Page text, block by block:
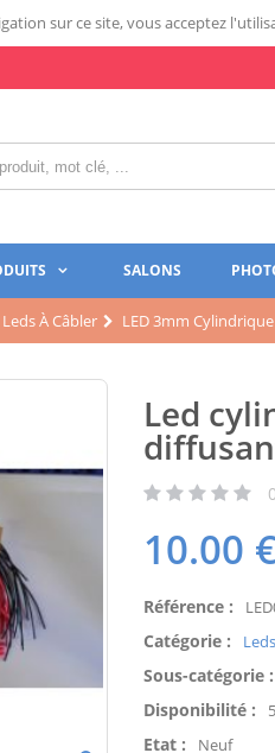
sur ce site, vous acceptez
SALONS
À Câbler LED 3mm
Led
0
10.00
Référence :
Catégorie :
Sous-catégorie :
Disponibilité : 5
Etat : Neuf